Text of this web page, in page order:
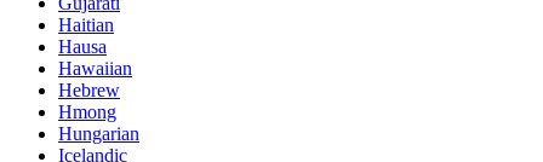
Haitian
Hausa
Hawaiian
Hebrew
Hmong
Hungarian
Icelandic